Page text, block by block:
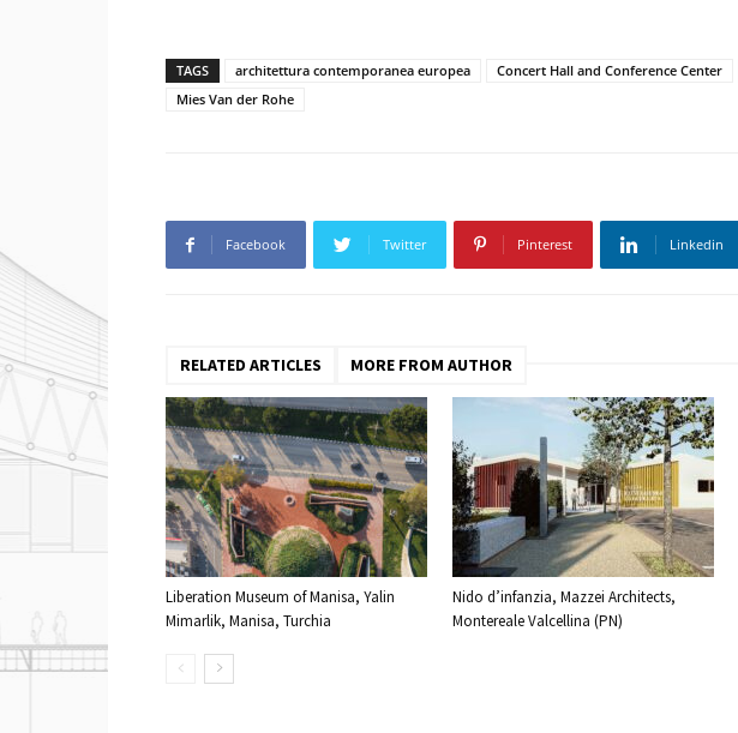
TAGS architettura contemporanea europea Concert Hall and Conference Center
Mies Van der Rohe
Facebook Twitter Pinterest Linkedin
RELATED ARTICLES MORE FROM AUTHOR
Liberation Museum of Manisa, Yalin
Mimarlik, Manisa, Turchia
Nido d’infanzia, Mazzei Architects,
Montereale Valcellina (PN)